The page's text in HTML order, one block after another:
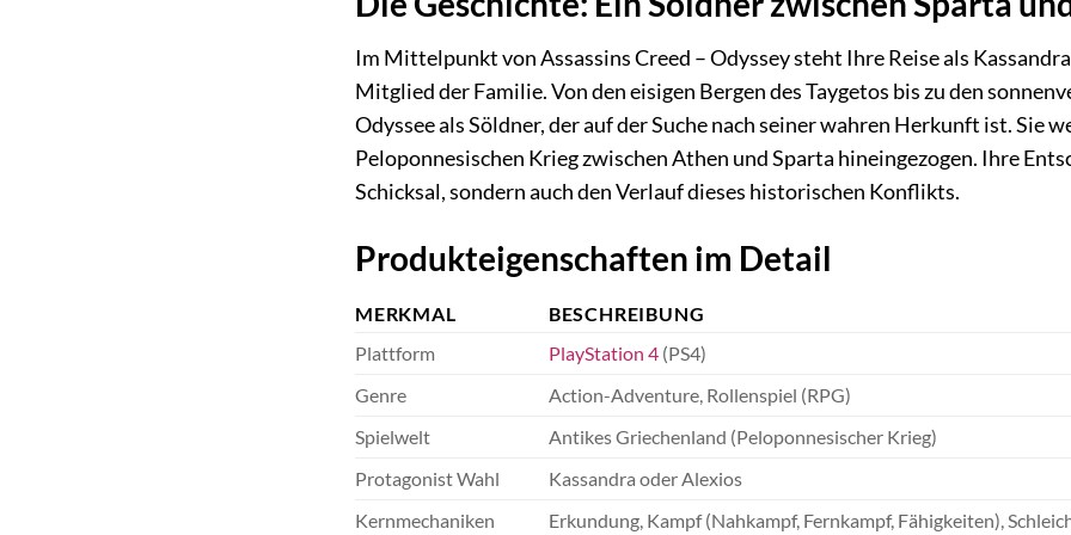
Im Mittelpunkt von Assassins Creed – Odyssey steht Ihre Reise als
Mitglied der Familie. Von den eisigen Bergen des Taygetos bis zu den
Odyssee als Söldner, der auf der Suche nach seiner wahren Herkunft ist. Sie
Peloponnesischen Krieg zwischen Athen und Sparta hineingezogen. Ihre
Schicksal, sondern auch den Verlauf dieses historischen Konflikts.
Produkteigenschaften im Detail
MERKMAL
BESCHREIBUNG
Plattform
PlayStation 4(PS4)
Genre
Action-Adventure, Rollenspiel (RPG)
Spielwelt
Antikes Griechenland (Peloponnesischer Krieg)
Protagonist Wahl
Kassandra oder Alexios
Kernmechaniken
Erkundung, Kampf (Nahkampf, Fernkampf, Fähigkeiten),